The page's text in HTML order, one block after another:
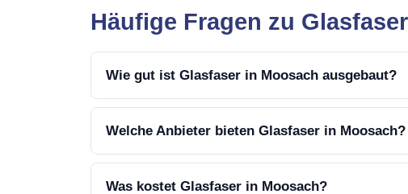
Häufige Fragen zu
Wie gut ist Glasfaser in Moosach ausgebaut?
Welche Anbieter bieten Glasfaser in Moosach?
Was kostet Glasfaser in Moosach?